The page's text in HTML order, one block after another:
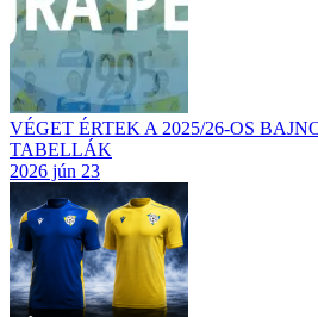
VÉGET ÉRTEK A 2025/26-OS
TABELLÁK
2026 jún 23